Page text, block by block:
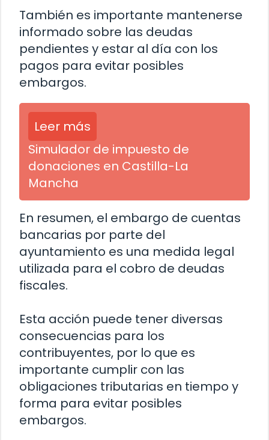
También es importante mantenerse
informado sobre las deudas
pendientes y estar al día con los
pagos para evitar posibles
embargos.
Leer más
Simulador de impuesto de
donaciones en Castilla-La
Mancha
En resumen, el embargo de cuentas
bancarias por parte del
ayuntamiento es una medida legal
utilizada para el cobro de deudas
fiscales.
Esta acción puede tener diversas
consecuencias para los
contribuyentes, por lo que es
importante cumplir con las
obligaciones tributarias en tiempo y
forma para evitar posibles
embargos.